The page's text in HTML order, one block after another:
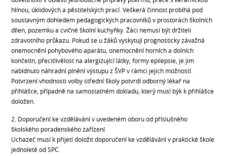
hlínou, úklidových a pěstitelských prací. Veškerá činnost probíhá pod
soustavným dohledem pedagogických pracovníků v prostorách školních
dílen, pozemku a cvičné školní kuchyňky. Žáci nemusí být držiteli
zdravotního průkazu. Pokud se u žáků vyskytují prognosticky závažná
onemocnění pohybového aparátu, onemocnění horních a dolních
končetin, přecitlivělost na alergizující látky, formy epilepsie, je jim
nabídnuto náhradní plnění výstupu z ŠVP v rámci jejich možností.
Potvrzení vhodnosti volby střední školy potvrdí odborný lékař na
přihlášce, případně na samostatném dokladu, který musí býk k přihlášce
doložen.
2. Doporučení ke vzdělávání v uvedeném oboru od příslušného
školského poradenského zařízení
Uchazeč musí k přijetí doložit doporučení ke vzdělávání v praktické škole
jednoleté od SPC.